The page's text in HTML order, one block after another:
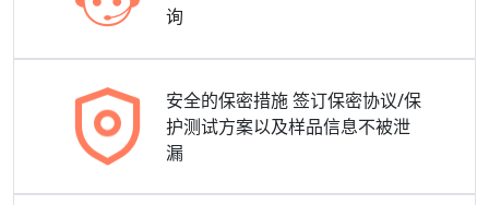
询
安全的保密措施 签订保密协议/保
护测试方案以及样品信息不被泄
漏